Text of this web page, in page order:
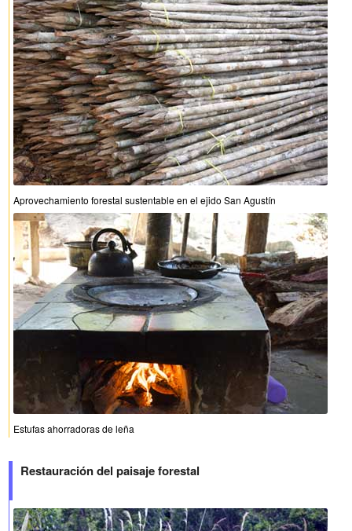
Aprovechamiento forestal sustentable en el ejido San Agustín
Estufas ahorradoras de leña
Restauración del paisaje forestal